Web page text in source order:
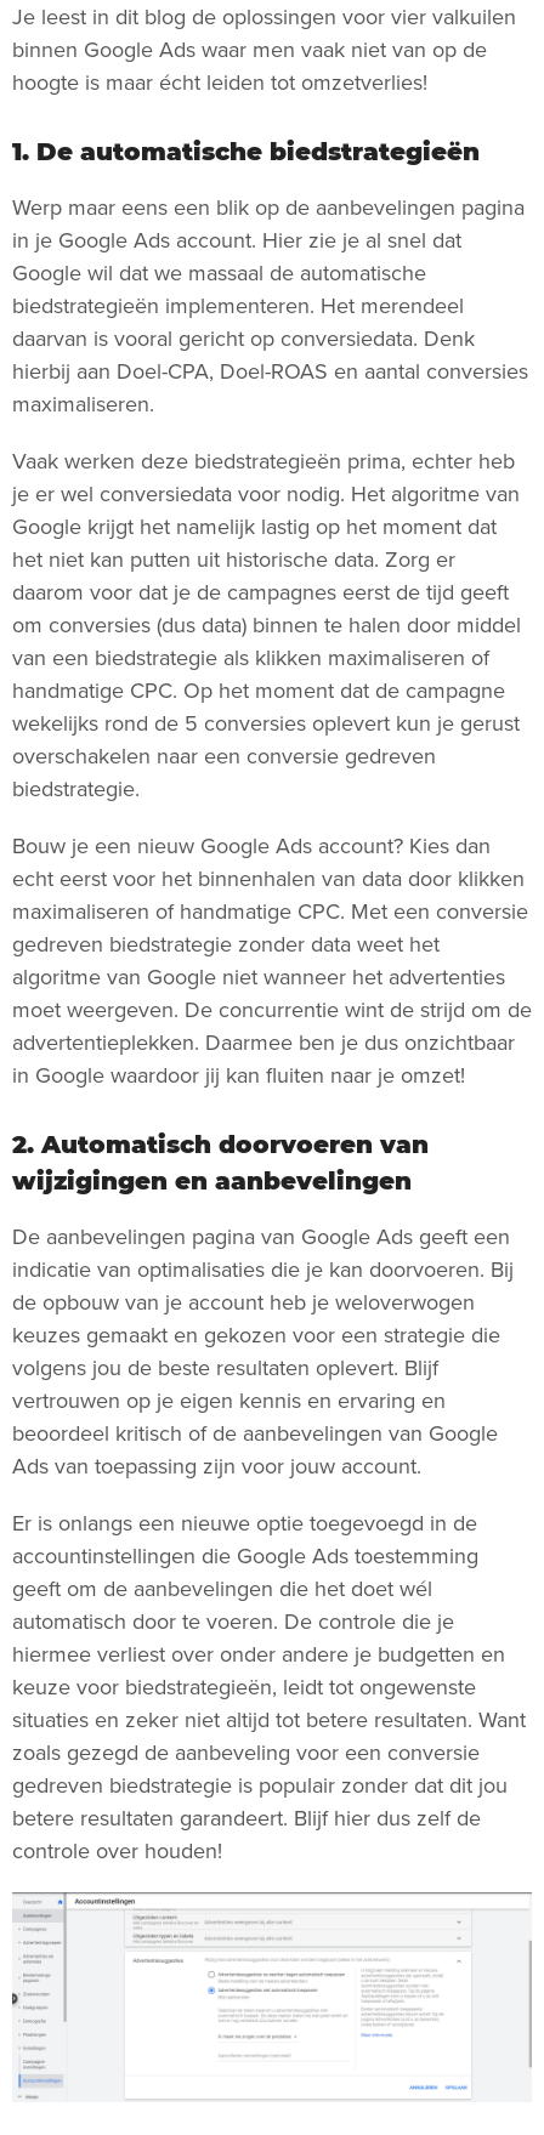
Je leest in dit blog de oplossingen voor vier valkuilen
binnen Google Ads waar men vaak niet van op de
hoogte is maar écht leiden tot omzetverlies!
1. De automatische biedstrategieën
Werp maar eens een blik op de aanbevelingen pagina
in je Google Ads account. Hier zie je al snel dat
Google wil dat we massaal de automatische
biedstrategieën implementeren. Het merendeel
daarvan is vooral gericht op conversiedata. Denk
hierbij aan Doel-CPA, Doel-ROAS en aantal conversies
maximaliseren.
Vaak werken deze biedstrategieën prima, echter heb
je er wel conversiedata voor nodig. Het algoritme van
Google krijgt het namelijk lastig op het moment dat
het niet kan putten uit historische data. Zorg er
daarom voor dat je de campagnes eerst de tijd geeft
om conversies (dus data) binnen te halen door middel
van een biedstrategie als klikken maximaliseren of
handmatige CPC. Op het moment dat de campagne
wekelijks rond de 5 conversies oplevert kun je gerust
overschakelen naar een conversie gedreven
biedstrategie.
Bouw je een nieuw Google Ads account? Kies dan
echt eerst voor het binnenhalen van data door klikken
maximaliseren of handmatige CPC. Met een conversie
gedreven biedstrategie zonder data weet het
algoritme van Google niet wanneer het advertenties
moet weergeven. De concurrentie wint de strijd om de
advertentieplekken. Daarmee ben je dus onzichtbaar
in Google waardoor jij kan fluiten naar je omzet!
2. Automatisch doorvoeren van
wijzigingen en aanbevelingen
De aanbevelingen pagina van Google Ads geeft een
indicatie van optimalisaties die je kan doorvoeren. Bij
de opbouw van je account heb je weloverwogen
keuzes gemaakt en gekozen voor een strategie die
volgens jou de beste resultaten oplevert. Blijf
vertrouwen op je eigen kennis en ervaring en
beoordeel kritisch of de aanbevelingen van Google
Ads van toepassing zijn voor jouw account.
Er is onlangs een nieuwe optie toegevoegd in de
accountinstellingen die Google Ads toestemming
geeft om de aanbevelingen die het doet wél
automatisch door te voeren. De controle die je
hiermee verliest over onder andere je budgetten en
keuze voor biedstrategieën, leidt tot ongewenste
situaties en zeker niet altijd tot betere resultaten. Want
zoals gezegd de aanbeveling voor een conversie
gedreven biedstrategie is populair zonder dat dit jou
betere resultaten garandeert. Blijf hier dus zelf de
controle over houden!